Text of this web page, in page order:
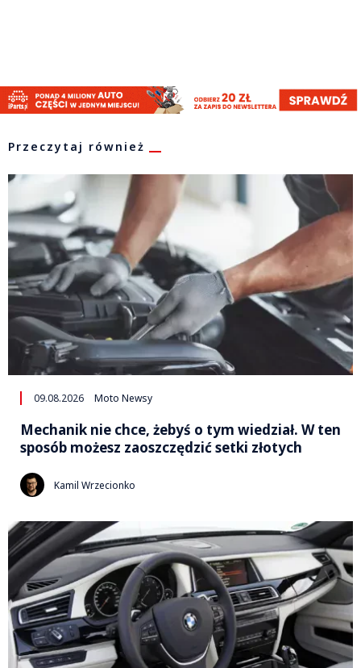
Przeczytaj również
09.08.2026 Moto Newsy
Mechanik nie chce, żebyś o tym wiedział. W ten
sposób możesz zaoszczędzić setki złotych
Kamil Wrzecionko